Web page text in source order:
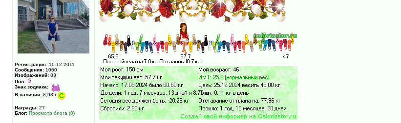
Регистрация: 10.12.2011
Сообщения: 1060
Изображений: 83
Пол:
Знак зодиака:
В наличии: 8,935
Награды: 27
Блог: Просмотр блога (0)